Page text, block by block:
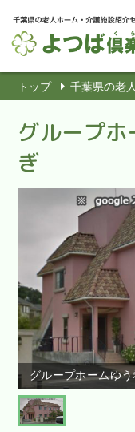
トップ 千葉県の老
グループ
ぎ
グループホームゆ